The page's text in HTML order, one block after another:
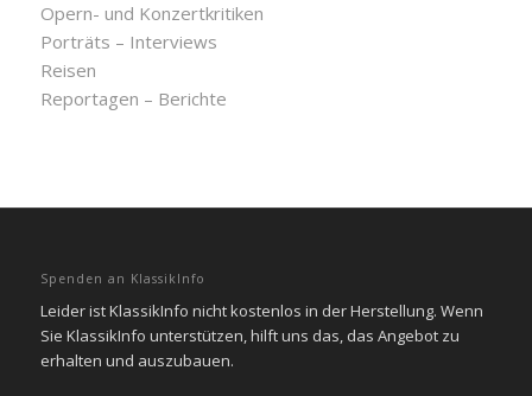
Opern- und Konzertkritiken
Porträts – Interviews
Reisen
Reportagen – Berichte
Spenden an KlassikInfo
Leider ist KlassikInfo nicht kostenlos in der Herstellung. Wenn
Sie KlassikInfo unterstützen, hilft uns das, das Angebot zu
erhalten und auszubauen.